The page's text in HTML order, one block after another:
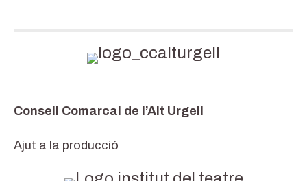
Consell Comarcal de l’Alt Urgell
Ajut a la producció